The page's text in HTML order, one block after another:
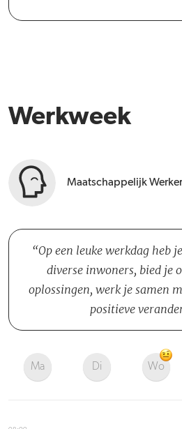
Werkweek
Maatschappelijk Werker
Op een leuke werkdag heb
diverse inwoners, bied je
oplossingen, werk je samen
positieve
Ma Di Wo